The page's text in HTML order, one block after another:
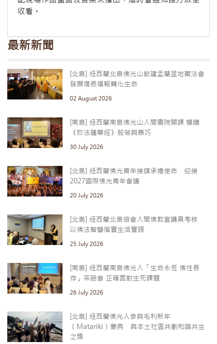
收看。
最新新聞
[北島] 紐西蘭北島佛光山啟建盂蘭盆地藏法會
發願增長福報轉化生命
02 August 2026
[南島] 紐西蘭南島佛光山人間書院開課 導讀
《妙法蓮華經》般若與善巧
30 July 2026
[北島] 紐西蘭佛光青年接旗承擔使命 迎接
2027國際佛光青年會議
20 July 2026
[北島] 紐西蘭北島協會人間佛教宣講員考核
以佛法智慧落實生活實踐
25 July 2026
[南島] 紐西蘭南島佛光人「生命永恆 佛性長
存」茶話會 正確面對生死課題
26 July 2026
[北島] 紐西蘭佛光人參與毛利新年
（Matariki）慶典 與本土社區共劃和諧共生
之槳